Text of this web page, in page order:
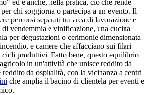
ed è anche, nella pratica, ciò che rende
chi soggiorna o partecipa a un evento. Il
percorsi separati tra area di lavorazione e
vendemmia e vinificazione, una cucina
per degustazioni o cerimonie dimensionata
e camere che affacciano sui filari
cicli produttivi. Fatto bene, questo equilibrio
in un'attività che unisce reddito da
da ospitalità, con la vicinanza a centri
che amplia il bacino di clientela per eventi e